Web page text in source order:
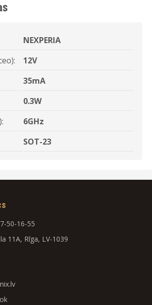
NEXPERIA
12V
35mA
0.3W
6GHz
SOT-23
50-16-55
11A, Rīga, LV-1039